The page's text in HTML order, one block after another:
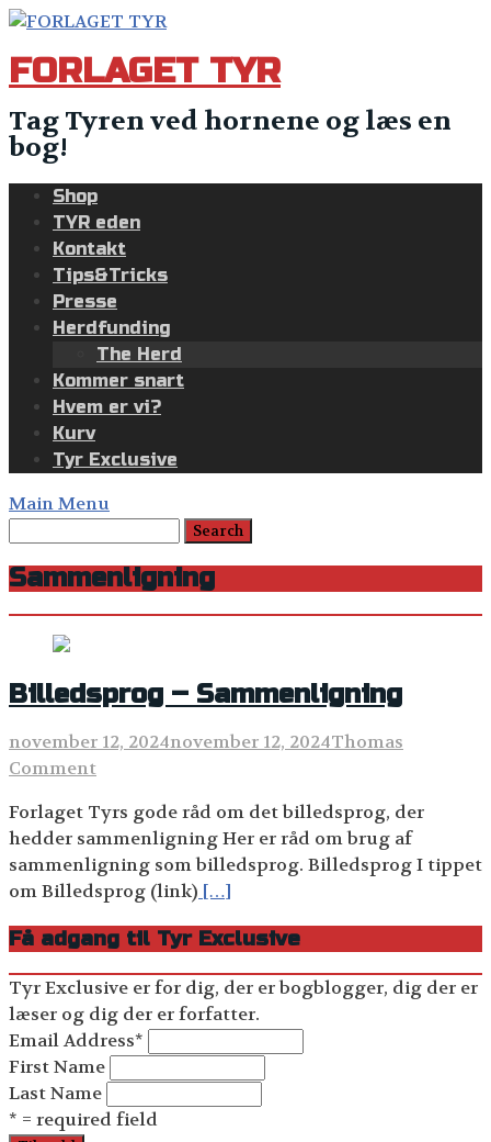
Skip
content
FORLAGET TYR
Tag Tyren ved hornene og læs en
bog!
Shop
TYR eden
Kontakt
Tips&Tricks
Presse
Herdfunding
The Herd
Kommer snart
Hvem er vi?
Kurv
Tyr Exclusive
Main Menu
Sammenligning
Billedsprog – Sammenligning
november 12, 2024november 12, 2024Thomas
Comment
Forlaget Tyrs gode råd om det billedsprog, der
hedder sammenligning Her er råd om brug af
sammenligning som billedsprog. Billedsprog I tippet
om Billedsprog (link) […]
Få adgang til Tyr Exclusive
Tyr Exclusive er for dig, der er bogblogger, dig der er
læser og dig der er forfatter.
Email Address*
First Name
Last Name
* = required field